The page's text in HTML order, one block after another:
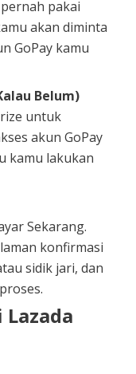
pakai
akan diminta
GoPay kamu
Belum)
untuk
akun GoPay
kamu lakukan
Sekarang.
konfirmasi
sidik jari, dan